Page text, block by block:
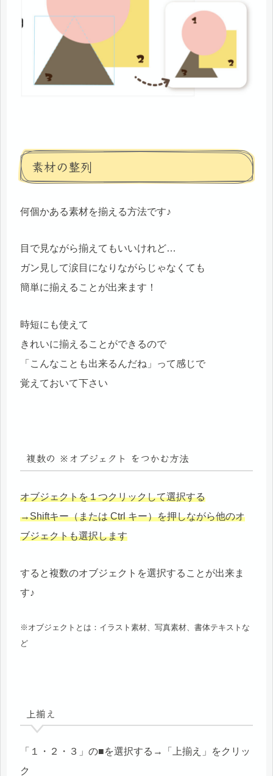
素材の整列
何個かある素材を揃える方法です♪
目で見ながら揃えてもいいけれど…
ガン見して涙目になりながらじゃなくても
簡単に揃えることが出来ます！
時短にも使えて
きれいに揃えることができるので
「こんなことも出来るんだね」って感じで
覚えておいて下さい
複数の ※オブジェクト をつかむ方法
オブジェクトを１つクリックして選択する
→Shiftキー（または Ctrl キー）を押しながら他のオ
ブジェクトも選択します
すると複数のオブジェクトを選択することが出来ま
す♪
※オブジェクトとは：イラスト素材、写真素材、書体テキストな
ど
上揃え
「１・２・３」の■を選択する→「上揃え」をクリッ
ク